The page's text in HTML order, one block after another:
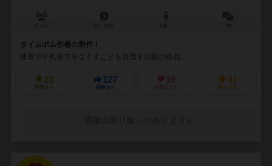
タイムボム作者の新作！
連番で手札全てをなくすことを目指す話題の作品。
23
興味あり
127
経験あり
16
お気に入り
41
持ってる